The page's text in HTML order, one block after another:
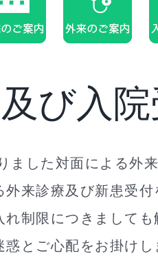
び入
ました対面による外
外来診療及び新患受
制限につきまして
とご心配をお掛け